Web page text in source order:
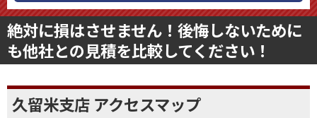
絶対に損はさせません！後悔しないために
も他社との見積を比較してください！
久留米支店 アクセスマップ